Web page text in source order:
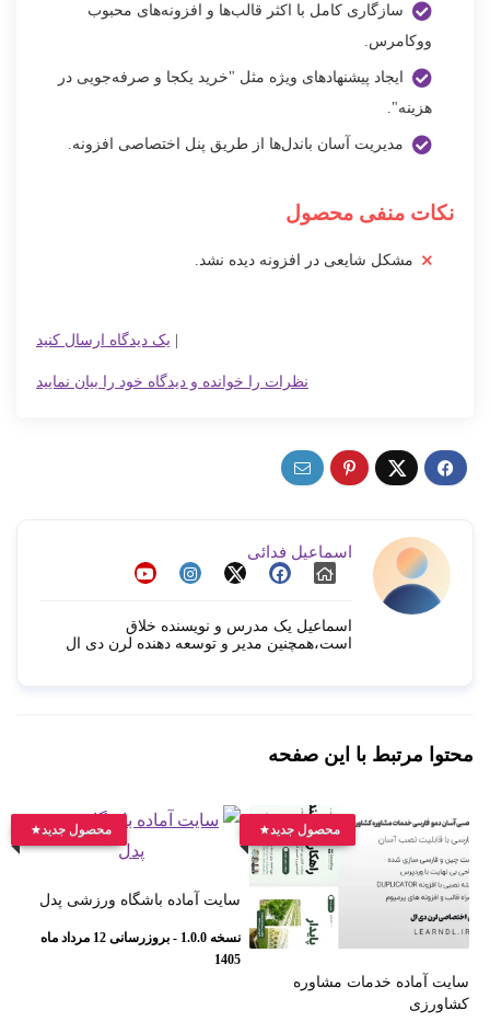
سازگاری کامل با اکثر قالب‌ها و افزونه‌های محبوب
ووکامرس.
ایجاد پیشنهادهای ویژه مثل "خرید یکجا و صرفه‌جویی در
هزینه".
مدیریت آسان باندل‌ها از طریق پنل اختصاصی افزونه.
نکات منفی محصول
مشکل شایعی در افزونه دیده نشد.
یک دیدگاه ارسال کنید
نظرات را خوانده و دیدگاه خود را بیان نمایید
اسماعیل فدائی
اسماعیل یک مدرس و نویسنده خلاق
است،همچنین مدیر و توسعه دهنده لرن دی ال
محتوا مرتبط با این صفحه
محصول جدید
سایت آماده خدمات مشاوره
کشاورزی
محصول جدید
سایت آماده باشگاه ورزشی پدل
نسخه 1.0.0 - بروزرسانی 12 مرداد ماه
1405